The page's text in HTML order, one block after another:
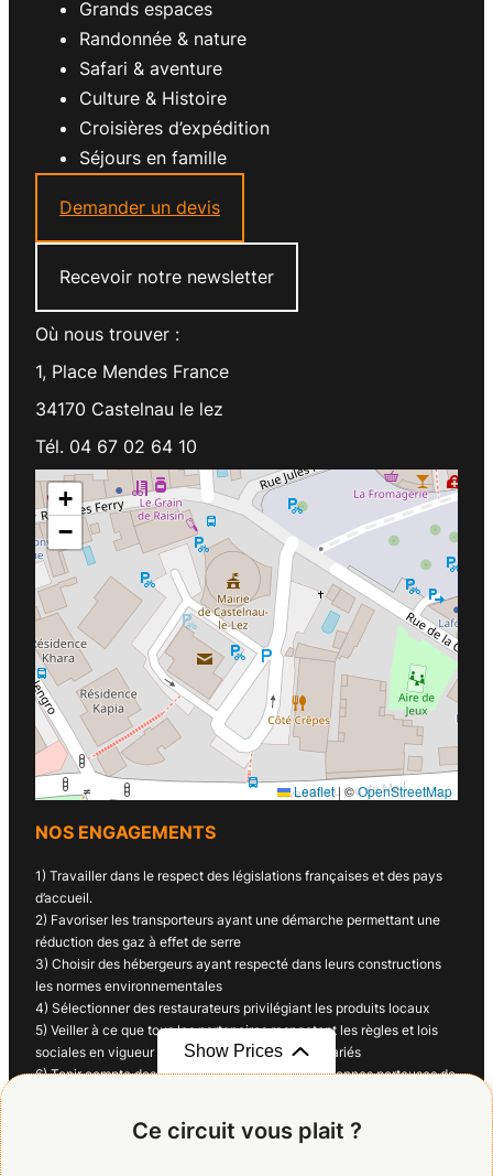
Show Prices
Ce circuit vous plait ?
Grands espaces
Randonnée & nature
Safari & aventure
Culture & Histoire
Croisières d’expédition
Séjours en famille
Demander un devis
Recevoir notre newsletter
Où nous trouver :
1, Place Mendes France
34170 Castelnau le lez
Tél. 04 67 02 64 10
+
−
Leaflet| ©OpenStreetMap
NOS ENGAGEMENTS
1) Travailler dans le respect des législations françaises et des pays
d’accueil.
2) Favoriser les transporteurs ayant une démarche permettant une
réduction des gaz à effet de serre
3) Choisir des hébergeurs ayant respecté dans leurs constructions
les normes environnementales
4) Sélectionner des restaurateurs privilégiant les produits locaux
5) Veiller à ce que tous les partenaires respectent les règles et lois
sociales en vigueur dans leur pays pour leurs salariés
6) Tenir compte des besoins spécifiques des personnes porteuses de
7) Se soucier de la protection des personnes mineures
8) Fournir les informations à destination des clients sur les traditions